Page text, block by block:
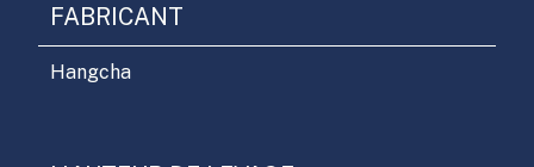
FABRICANT
Hangcha